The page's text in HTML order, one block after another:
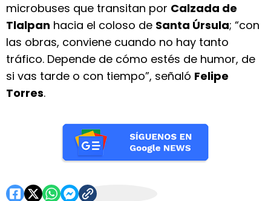
microbuses que transitan por Calzada de
Tlalpan hacia el coloso de Santa Úrsula; “con
las obras, conviene cuando no hay tanto
tráfico. Depende de cómo estés de humor, de
si vas tarde o con tiempo”, señaló Felipe
Torres.